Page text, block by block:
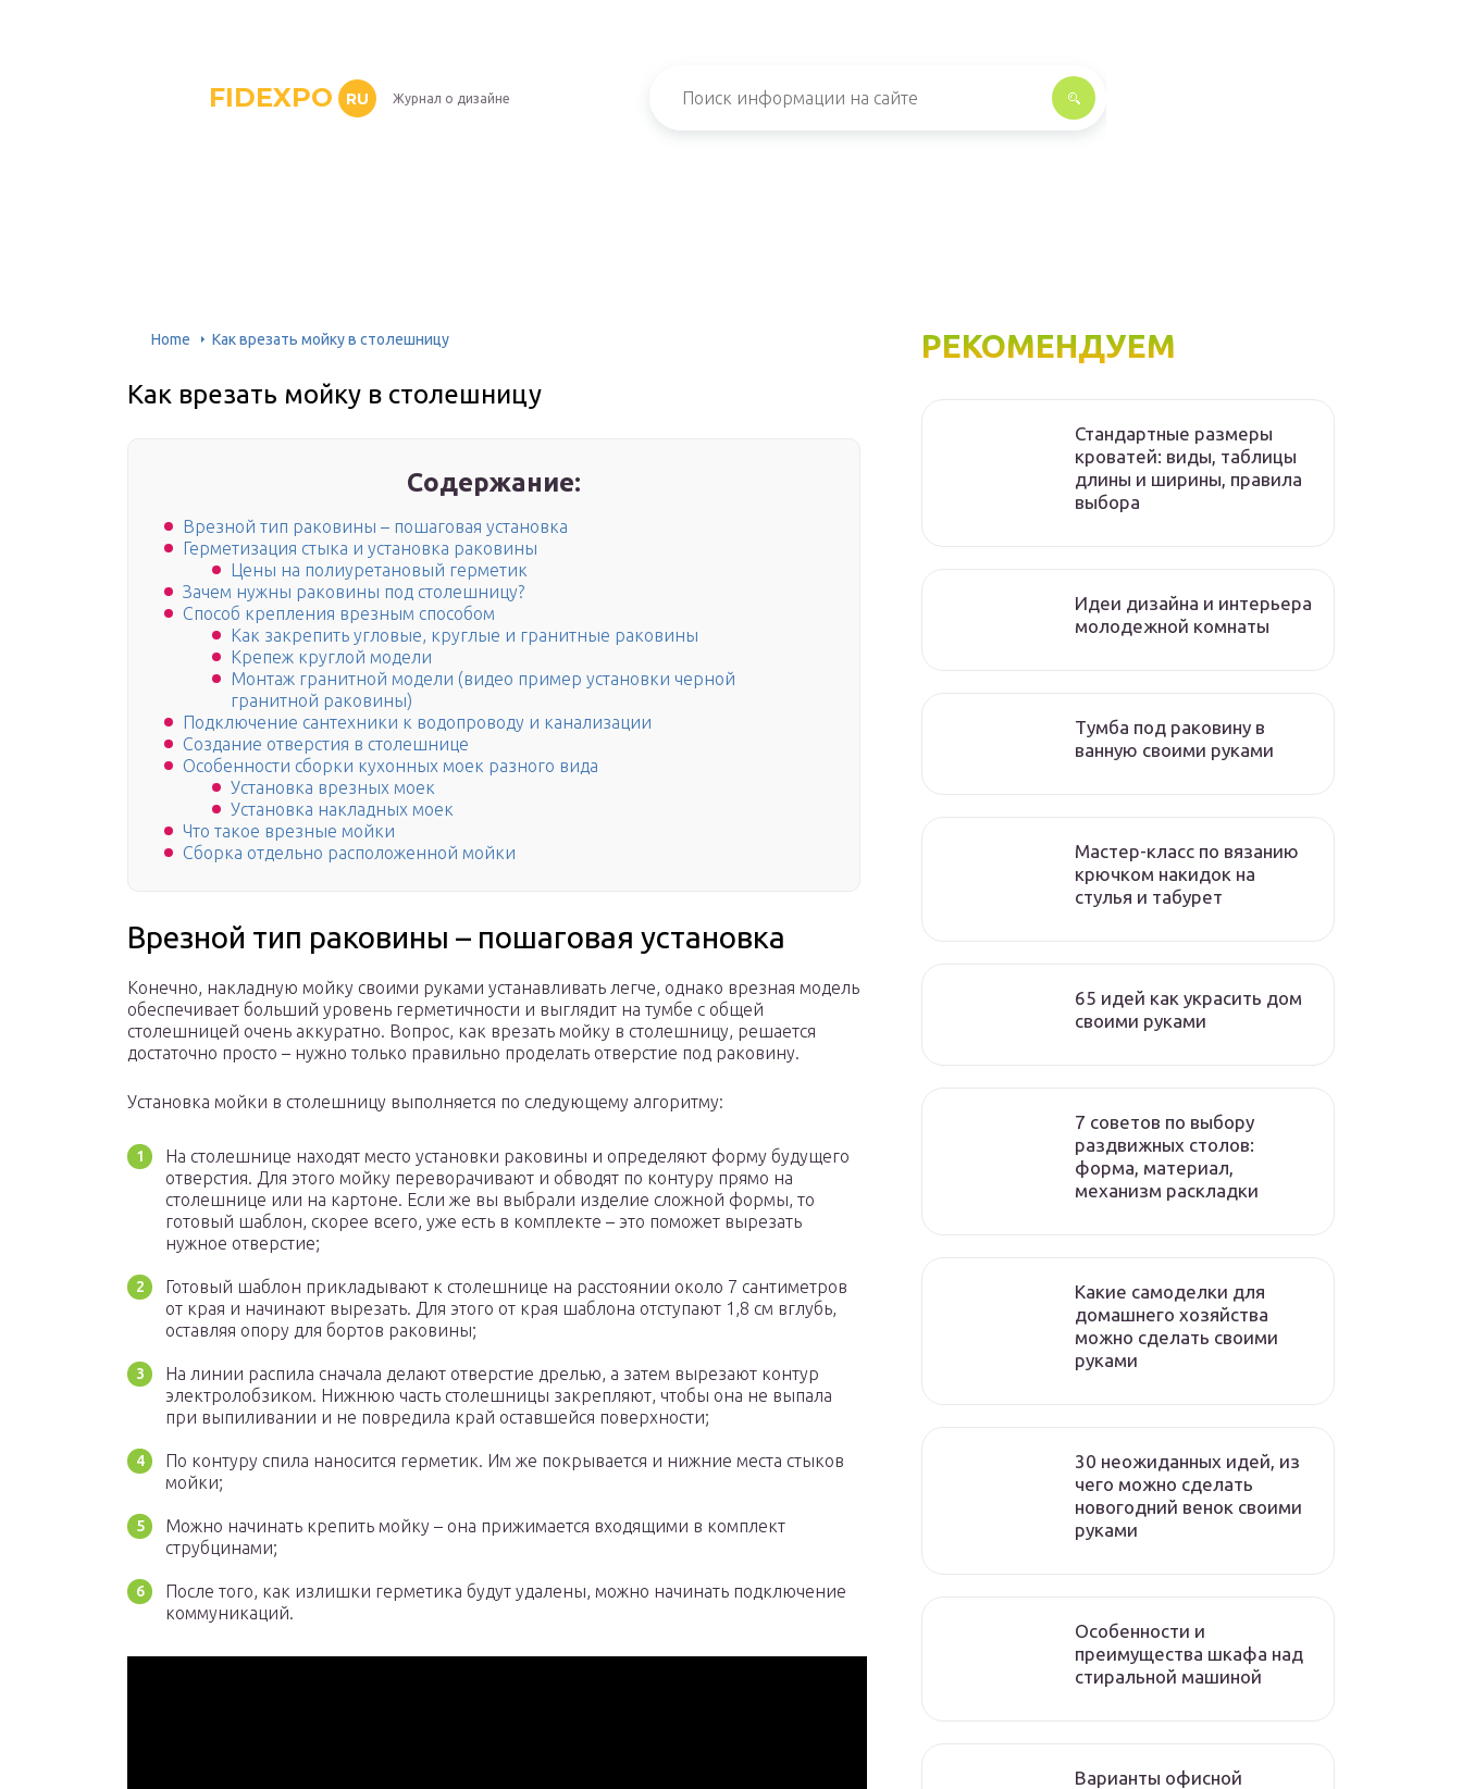
FIDEXPO RU Журнал о дизайне
Home Как врезать мойку в столешницу
Как врезать мойку в столешницу
Содержание:
Врезной тип раковины – пошаговая установка
Герметизация стыка и установка раковины
Цены на полиуретановый герметик
Зачем нужны раковины под столешницу?
Способ крепления врезным способом
Как закрепить угловые, круглые и гранитные раковины
Крепеж круглой модели
Монтаж гранитной модели (видео пример установки черной
гранитной раковины)
Подключение сантехники к водопроводу и канализации
Создание отверстия в столешнице
Особенности сборки кухонных моек разного вида
Установка врезных моек
Установка накладных моек
Что такое врезные мойки
Сборка отдельно расположенной мойки
Врезной тип раковины – пошаговая установка
Конечно, накладную мойку своими руками устанавливать легче, однако врезная модель
обеспечивает больший уровень герметичности и выглядит на тумбе с общей
столешницей очень аккуратно. Вопрос, как врезать мойку в столешницу, решается
достаточно просто – нужно только правильно проделать отверстие под раковину.
Установка мойки в столешницу выполняется по следующему алгоритму:
На столешнице находят место установки раковины и определяют форму будущего
отверстия. Для этого мойку переворачивают и обводят по контуру прямо на
столешнице или на картоне. Если же вы выбрали изделие сложной формы, то
готовый шаблон, скорее всего, уже есть в комплекте – это поможет вырезать
нужное отверстие;
Готовый шаблон прикладывают к столешнице на расстоянии около 7 сантиметров
от края и начинают вырезать. Для этого от края шаблона отступают 1,8 см вглубь,
оставляя опору для бортов раковины;
На линии распила сначала делают отверстие дрелью, а затем вырезают контур
электролобзиком. Нижнюю часть столешницы закрепляют, чтобы она не выпала
при выпиливании и не повредила край оставшейся поверхности;
По контуру спила наносится герметик. Им же покрывается и нижние места стыков
мойки;
Можно начинать крепить мойку – она прижимается входящими в комплект
струбцинами;
После того, как излишки герметика будут удалены, можно начинать подключение
коммуникаций.
РЕКОМЕНДУЕМ
Стандартные размеры
кроватей: виды, таблицы
длины и ширины, правила
выбора
Идеи дизайна и интерьера
молодежной комнаты
Тумба под раковину в
ванную своими руками
Мастер-класс по вязанию
крючком накидок на
стулья и табурет
65 идей как украсить дом
своими руками
7 советов по выбору
раздвижных столов:
форма, материал,
механизм раскладки
Какие самоделки для
домашнего хозяйства
можно сделать своими
руками
30 неожиданных идей, из
чего можно сделать
новогодний венок своими
руками
Особенности и
преимущества шкафа над
стиральной машиной
Варианты офисной